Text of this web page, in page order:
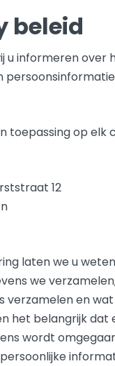
beleid
u informeren over
toepassing op elk
12
laten we u
we
verzamelen en
het belangrijk dat
wordt